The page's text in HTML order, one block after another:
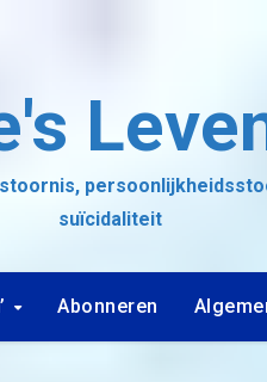
suïcidaliteit
Abonneren